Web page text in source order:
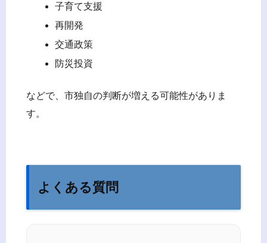
子育て支援
再開発
交通政策
防災投資
などで、市独自の判断が増える可能性がありま
す。
よくある質問